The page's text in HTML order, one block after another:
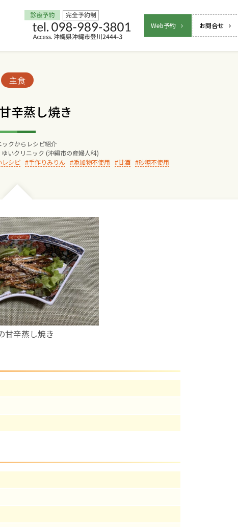
Web予約 お問合せ
Categories:
主食
辛蒸し焼き
ックからレシピ紹介
ゆいクリニック (沖縄市の産婦人科)
レシピ 手作りみりん 添加物不使用 甘酒 砂糖不使用
甘辛蒸し焼き
Home
通アクセス
らのごあいさつ
ックの経営理念
診療料金
妊婦健診
について
結びつき支援
母乳育児
予防接種
まざまな講座・クラス
での出産を希望される方へ